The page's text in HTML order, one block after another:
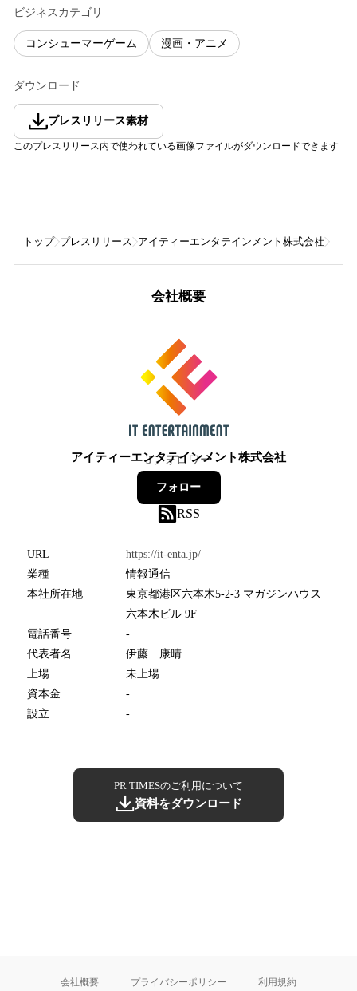
ビジネスカテゴリ
コンシューマーゲーム 漫画・アニメ
ダウンロード
プレスリリース素材
このプレスリリース内で使われている画像ファイルがダウンロードできます
トップ プレスリリース アイティーエンタテインメント株式会社
会社概要
アイティーエンタテインメント株式会社
3フォロワー
フォロー
RSS
URL
https://it-enta.jp/
業種
情報通信
本社所在地
東京都港区六本木5-2-3 マガジンハウス
六本木ビル 9F
電話番号
-
代表者名
伊藤 康晴
上場
未上場
資本金
-
設立
-
PR TIMESのご利用について
資料をダウンロード
会社概要 プライバシーポリシー 利用規約